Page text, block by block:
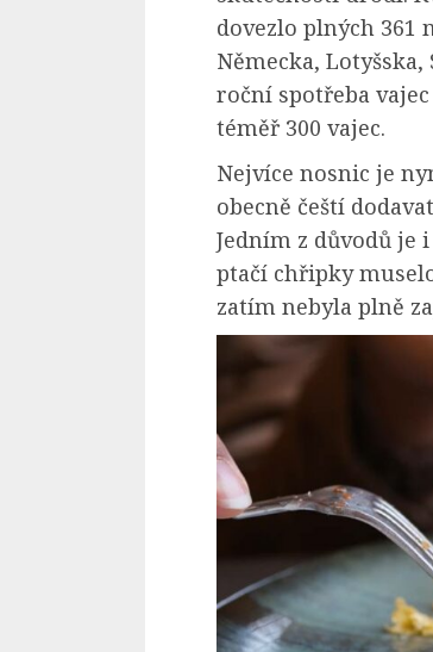
dovezlo plných 361
Německa,
roční spotřeba
téměř 300 vajec.
Nejvíce nosnic je
obecně čeští
Jedním z důvodů je
ptačí chřipky
zatím nebyla plně